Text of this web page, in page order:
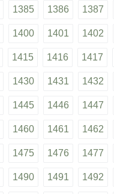
1385 1386 1387
1400 1401 1402
1415 1416 1417
1430 1431 1432
1445 1446 1447
1460 1461 1462
1475 1476 1477
1490 1491 1492